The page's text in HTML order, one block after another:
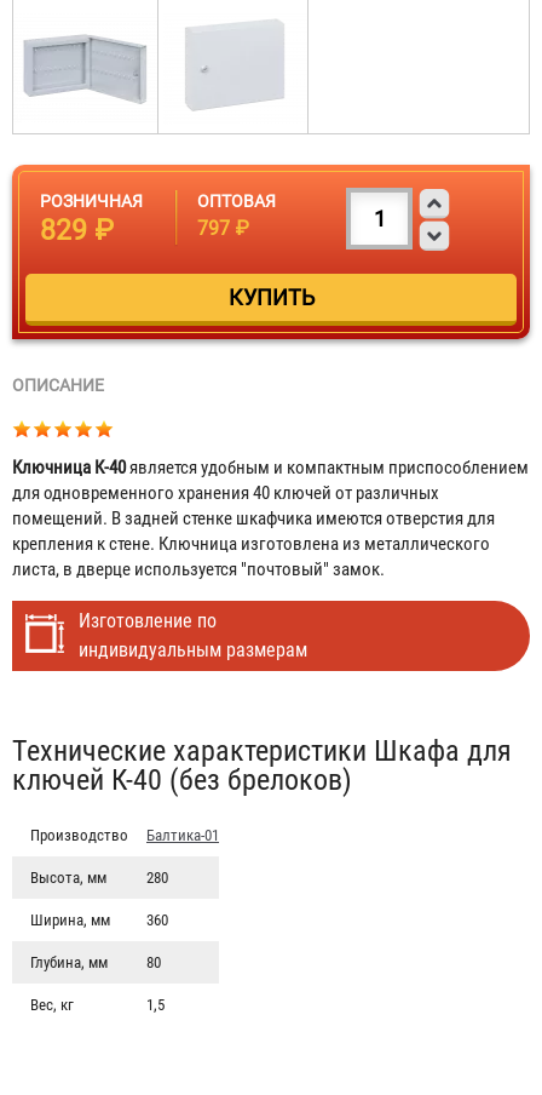
РОЗНИЧНАЯ
829 ₽
ОПТОВАЯ
797 ₽
ОПИСАНИЕ
Ключница К-40является удобным и компактным приспособлением
для одновременного хранения 40 ключей от различных
помещений. В задней стенке шкафчика имеются отверстия для
крепления к стене. Ключница изготовлена из металлического
листа, в дверце используется "почтовый" замок.
Изготовление по
индивидуальным размерам
Табы
Технические характеристики Шкафа для
ключей К-40 (без брелоков)
Производство Балтика-01
Высота, мм 280
Ширина, мм 360
Глубина, мм 80
Вес, кг 1,5